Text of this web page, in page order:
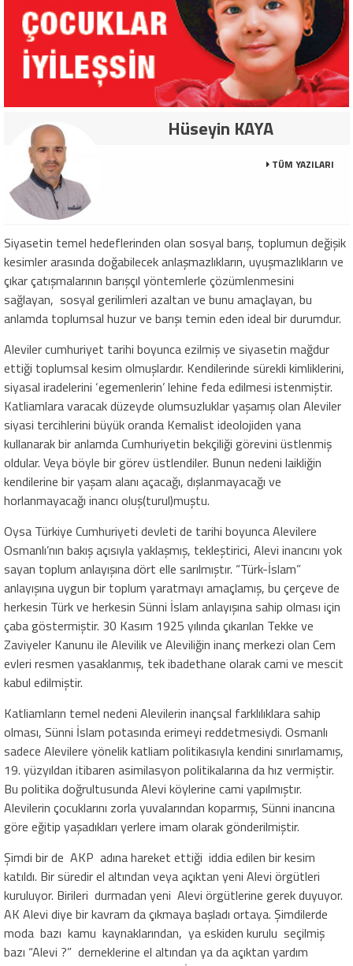
Hüseyin KAYA
TÜM YAZILARI
Siyasetin temel hedeflerinden olan sosyal barış, toplumun değişik
kesimler arasında doğabilecek anlaşmazlıkların, uyuşmazlıkların ve
çıkar çatışmalarının barışçıl yöntemlerle çözümlenmesini
sağlayan, sosyal gerilimleri azaltan ve bunu amaçlayan, bu
anlamda toplumsal huzur ve barışı temin eden ideal bir durumdur.
Aleviler cumhuriyet tarihi boyunca ezilmiş ve siyasetin mağdur
ettiği toplumsal kesim olmuşlardır. Kendilerinde sürekli kimliklerini,
siyasal iradelerini ‘egemenlerin’ lehine feda edilmesi istenmiştir.
Katliamlara varacak düzeyde olumsuzluklar yaşamış olan Aleviler
siyasi tercihlerini büyük oranda Kemalist ideolojiden yana
kullanarak bir anlamda Cumhuriyetin bekçiliği görevini üstlenmiş
oldular. Veya böyle bir görev üstlendiler. Bunun nedeni laikliğin
kendilerine bir yaşam alanı açacağı, dışlanmayacağı ve
horlanmayacağı inancı oluş(turul)muştu.
Oysa Türkiye Cumhuriyeti devleti de tarihi boyunca Alevilere
Osmanlı’nın bakış açısıyla yaklaşmış, tekleştirici, Alevi inancını yok
sayan toplum anlayışına dört elle sarılmıştır. “Türk-İslam”
anlayışına uygun bir toplum yaratmayı amaçlamış, bu çerçeve de
herkesin Türk ve herkesin Sünni İslam anlayışına sahip olması için
çaba göstermiştir. 30 Kasım 1925 yılında çıkarılan Tekke ve
Zaviyeler Kanunu ile Alevilik ve Aleviliğin inanç merkezi olan Cem
evleri resmen yasaklanmış, tek ibadethane olarak cami ve mescit
kabul edilmiştir.
Katliamların temel nedeni Alevilerin inançsal farklılıklara sahip
olması, Sünni İslam potasında erimeyi reddetmesiydi. Osmanlı
sadece Alevilere yönelik katliam politikasıyla kendini sınırlamamış,
19. yüzyıldan itibaren asimilasyon politikalarına da hız vermiştir.
Bu politika doğrultusunda Alevi köylerine cami yapılmıştır.
Alevilerin çocuklarını zorla yuvalarından koparmış, Sünni inancına
göre eğitip yaşadıkları yerlere imam olarak gönderilmiştir.
Şimdi bir de AKP adına hareket ettiği iddia edilen bir kesim
katıldı. Bir süredir el altından veya açıktan yeni Alevi örgütleri
kuruluyor. Birileri durmadan yeni Alevi örgütlerine gerek duyuyor.
AK Alevi diye bir kavram da çıkmaya başladı ortaya. Şimdilerde
moda bazı kamu kaynaklarından, ya eskiden kurulu seçilmiş
bazı “Alevi ?” derneklerine el altından ya da açıktan yardım